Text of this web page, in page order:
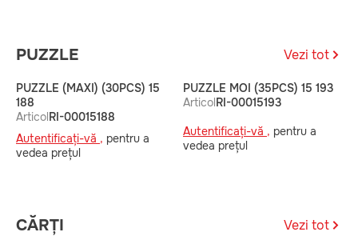
PUZZLE Vezi tot
PUZZLE (MAXI) (30PCS) 15
188
ArticolRI-00015188
Autentificați-vă , pentru a
vedea prețul
PUZZLE MOI (35PCS) 15 193
ArticolRI-00015193
Autentificați-vă , pentru a
vedea prețul
CĂRȚI Vezi tot